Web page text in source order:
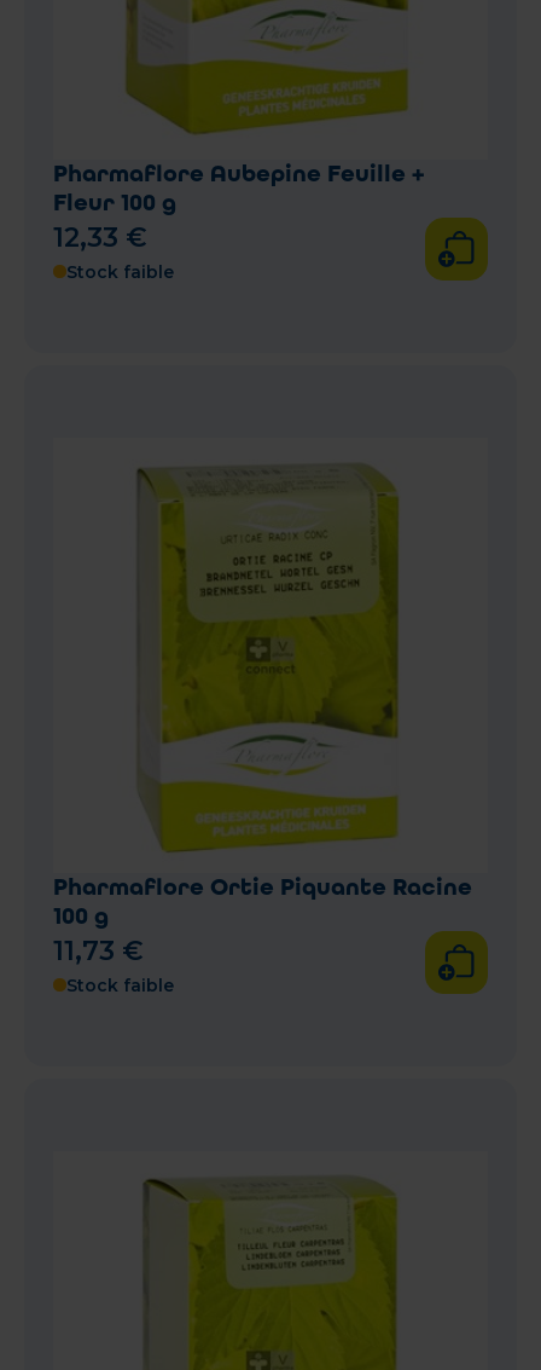
Pharmaflore Aubepine Feuille +
Fleur 100 g
12,33 €
Stock faible
Pharmaflore Ortie Piquante Racine
100 g
11,73 €
Stock faible